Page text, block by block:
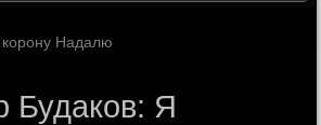
Надалю
Будаков: Я